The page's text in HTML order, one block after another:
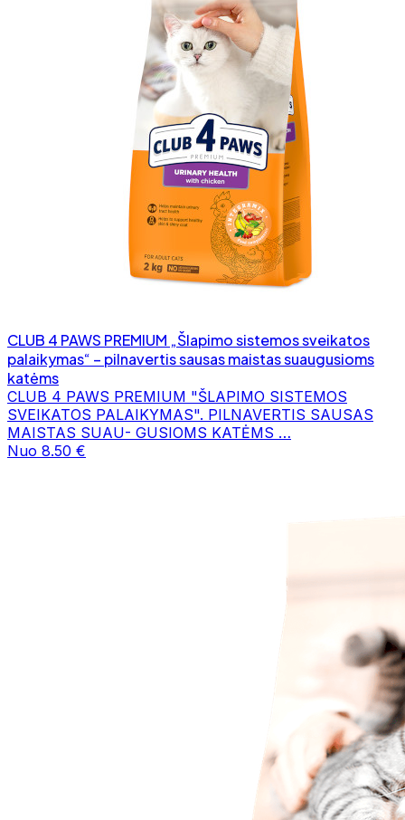
CLUB 4 PAWS PREMIUM „Šlapimo sistemos sveikatos
palaikymas“ – pilnavertis sausas maistas suaugusioms
katėms
CLUB 4 PAWS PREMIUM "ŠLAPIMO SISTEMOS
SVEIKATOS PALAIKYMAS". PILNAVERTIS SAUSAS
MAISTAS SUAU- GUSIOMS KATĖMS …
Nuo 8.50 €